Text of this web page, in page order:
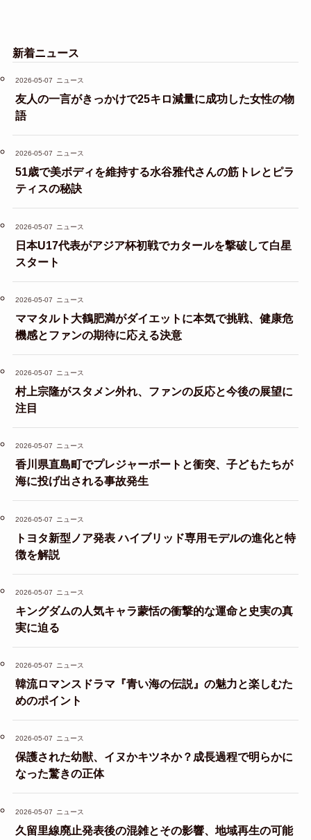
新着ニュース
2026-05-07 ニュース
友人の一言がきっかけで25キロ減量に成功した女性の物
語
2026-05-07 ニュース
51歳で美ボディを維持する水谷雅代さんの筋トレとピラ
ティスの秘訣
2026-05-07 ニュース
日本U17代表がアジア杯初戦でカタールを撃破して白星
スタート
2026-05-07 ニュース
ママタルト大鶴肥満がダイエットに本気で挑戦、健康危
機感とファンの期待に応える決意
2026-05-07 ニュース
村上宗隆がスタメン外れ、ファンの反応と今後の展望に
注目
2026-05-07 ニュース
香川県直島町でプレジャーボートと衝突、子どもたちが
海に投げ出される事故発生
2026-05-07 ニュース
トヨタ新型ノア発表 ハイブリッド専用モデルの進化と特
徴を解説
2026-05-07 ニュース
キングダムの人気キャラ蒙恬の衝撃的な運命と史実の真
実に迫る
2026-05-07 ニュース
韓流ロマンスドラマ『青い海の伝説』の魅力と楽しむた
めのポイント
2026-05-07 ニュース
保護された幼獣、イヌかキツネか？成長過程で明らかに
なった驚きの正体
2026-05-07 ニュース
久留里線廃止発表後の混雑とその影響、地域再生の可能